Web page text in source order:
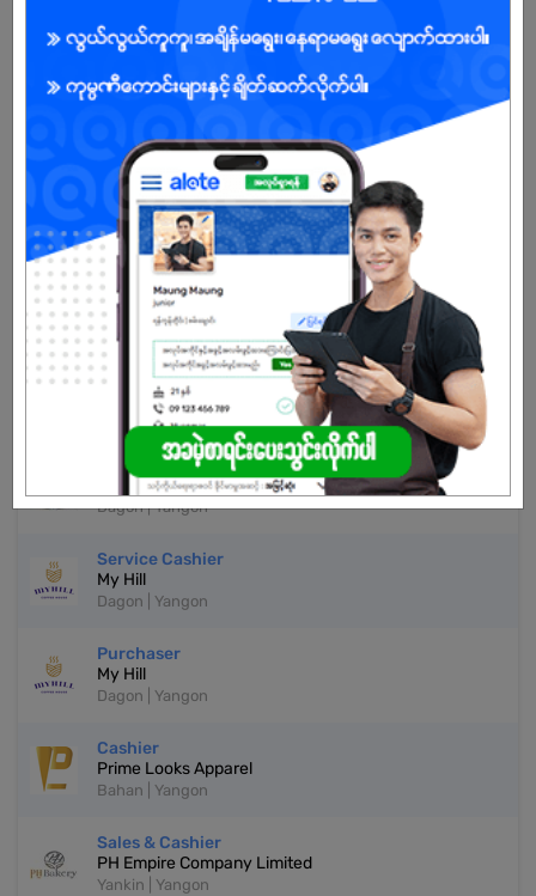
Open To : Female
Already Expired
Don't have an account?
REGISTER NOW!
More Similar Jobs
Cashier
A4 International School
Dagon | Yangon
Service Cashier
My Hill
Dagon | Yangon
Purchaser
My Hill
Dagon | Yangon
Cashier
Prime Looks Apparel
Bahan | Yangon
Sales & Cashier
PH Empire Company Limited
Yankin | Yangon